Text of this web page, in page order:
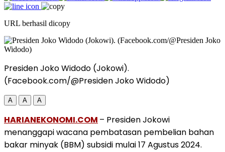
URL berhasil dicopy
Presiden Joko Widodo (Jokowi).
(Facebook.com/@Presiden Joko Widodo)
A A A
HARIANEKONOMI.COM – Presiden Jokowi
menanggapi wacana pembatasan pembelian bahan
bakar minyak (BBM) subsidi mulai 17 Agustus 2024.